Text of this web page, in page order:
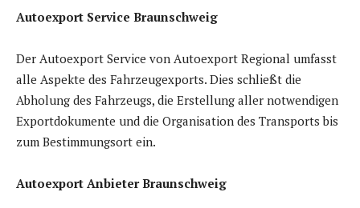
Autoexport Service Braunschweig
Der Autoexport Service von Autoexport Regional umfasst
alle Aspekte des Fahrzeugexports. Dies schließt die
Abholung des Fahrzeugs, die Erstellung aller notwendigen
Exportdokumente und die Organisation des Transports bis
zum Bestimmungsort ein.
Autoexport Anbieter Braunschweig